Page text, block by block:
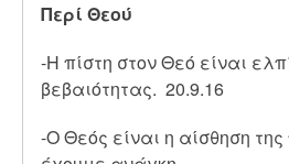
Περί Θεού
-Η πίστη στον Θεό είναι
βεβαιότητας. 20.9.16
-Ο Θεός είναι η αίσθηση